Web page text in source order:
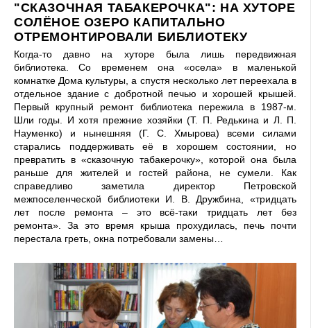
"СКАЗОЧНАЯ ТАБАКЕРОЧКА": НА ХУТОРЕ
СОЛЁНОЕ ОЗЕРО КАПИТАЛЬНО
ОТРЕМОНТИРОВАЛИ БИБЛИОТЕКУ
Когда-то давно на хуторе была лишь передвижная
библиотека. Со временем она «осела» в маленькой
комнатке Дома культуры, а спустя несколько лет переехала в
отдельное здание с добротной печью и хорошей крышей.
Первый крупный ремонт библиотека пережила в 1987-м.
Шли годы. И хотя прежние хозяйки (Т. П. Редькина и Л. П.
Науменко) и нынешняя (Г. С. Хмырова) всеми силами
старались поддерживать её в хорошем состоянии, но
превратить в «сказочную табакерочку», которой она была
раньше для жителей и гостей района, не сумели. Как
справедливо заметила директор Петровской
межпоселенческой библиотеки И. В. Дружбина, «тридцать
лет после ремонта – это всё-таки тридцать лет без
ремонта». За это время крыша прохудилась, печь почти
перестала греть, окна потребовали замены…